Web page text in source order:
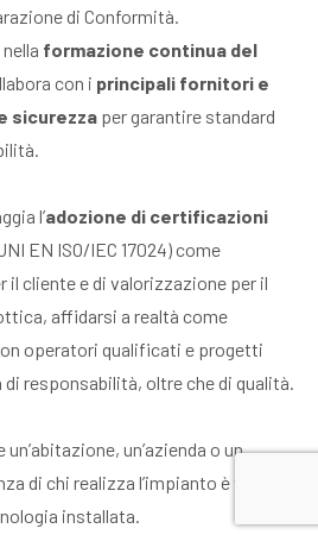
di Conformità.
formazione continua del
con i principali fornitori e
sicurezza per garantire standard
l’adozione di certificazioni
EN ISO/IEC 17024) come
il cliente e di valorizzazione per il
affidarsi a realtà come
operatori qualificati e progetti
responsabilità, oltre che di qualità.
un’azienda o un
di chi realizza l’impianto è tanto
installata.